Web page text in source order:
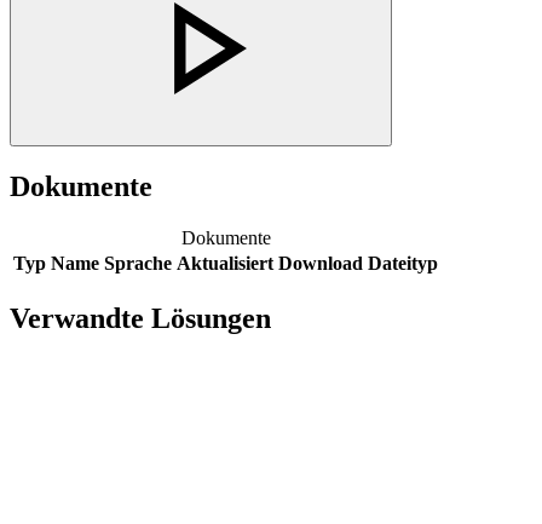
Dokumente
Dokumente
Typ Name Sprache Aktualisiert Download Dateityp
Verwandte Lösungen